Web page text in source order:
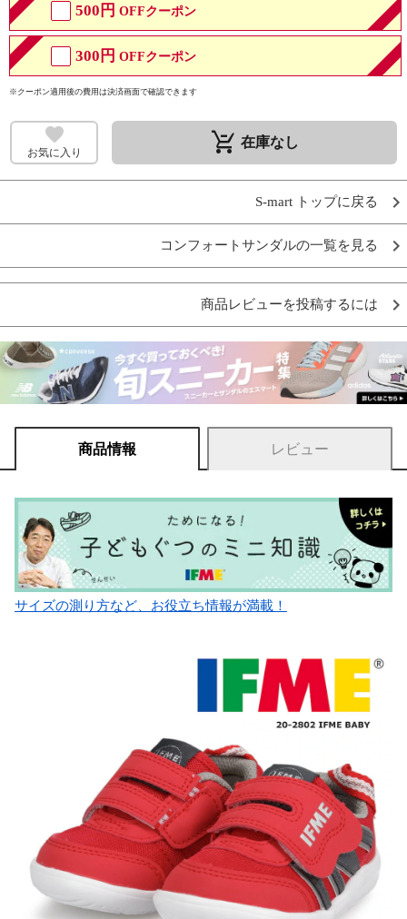
500円 OFFクーポン
300円 OFFクーポン
※クーポン適用後の費用は決済画面で確認できます
お気に入り remove_shopping_cart 在庫なし
S-mart トップに戻る
コンフォートサンダルの一覧を見る
商品レビューを投稿するには
商品情報 レビュー
サイズの測り方など、お役立ち情報が満載！